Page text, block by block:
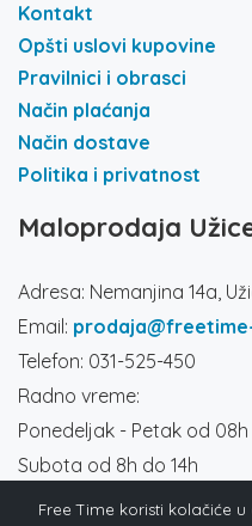
Kontakt
Opšti uslovi kupovine
Pravilnici i obrasci
Način plaćanja
Način dostave
Politika i privatnost
Maloprodaja
Adresa: Nemanjina 14a,
Email:
Telefon: 031-525-450
Radno vreme:
Ponedeljak - Petak od 08h
Subota od 8h do 14h
Društvene mreže
Free Time koristi kolačiće